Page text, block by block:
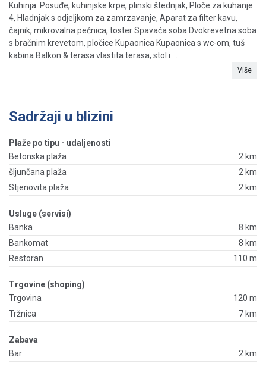
Kuhinja: Posuđe, kuhinjske krpe, plinski štednjak, Ploče za kuhanje:
4, Hladnjak s odjeljkom za zamrzavanje, Aparat za filter kavu,
čajnik, mikrovalna pećnica, toster Spavaća soba Dvokrevetna soba
s bračnim krevetom, pločice Kupaonica Kupaonica s wc-om, tuš
kabina Balkon & terasa vlastita terasa, stol i ...
Više
Sadržaji u blizini
Plaže po tipu - udaljenosti
Betonska plaža
2 km
šljunčana plaža
2 km
Stjenovita plaža
2 km
Usluge (servisi)
Banka
8 km
Bankomat
8 km
Restoran
110 m
Trgovine (shoping)
Trgovina
120 m
Tržnica
7 km
Zabava
Bar
2 km